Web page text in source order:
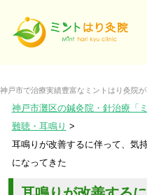
神戸市で治療実績豊富なミントはり灸院
神戸市灘区の鍼灸院・針治療「
難聴・耳鳴り
耳鳴りが改善するに伴って、気
になってきた